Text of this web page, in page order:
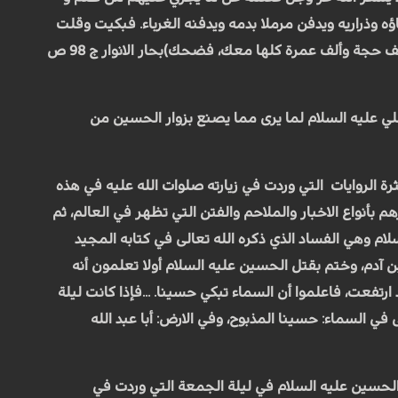
ويدفن مرملا بدمه ويدفنه الغرباء. فبكيت وقلت
وهل يزوره أحد ؟ قال_جبرئيل_ يزوره الغرباء قلت: فما لمن زاره من الثواب ؟ قال: يكتب له ثواب ألف حجة وألف عمرة كلها معك، فضحك)بحار الانوار ج 98 ص
عليه السلام لما يرى مما يصنع بزوار الحسين من
الروايات التي وردت في زيارته صلوات الله عليه في هذه
الاخبار والملاحم والفتن التي تظهر في العالم، ثم
وهي الفساد الذي ذكره الله تعالى في كتابه المجيد
وختم بقتل الحسين عليه السلام أولا تعلمون أنه
فاعلموا أن السماء تبكي حسينا. ...فإذا كانت ليلة
السماء: حسينا المذبوح، وفي الارض: أبا عبد الله
الحسين عليه السلام في ليلة الجمعة التي وردت في